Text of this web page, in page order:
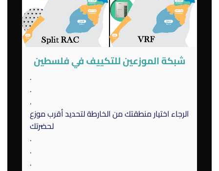
شبكة الموزعين للتكييف في فلسطين
.
.
.
الرجاء اختيار منطقتك من الخارطة لتحديد أقرب موزع
لحضرتك
.
.
.